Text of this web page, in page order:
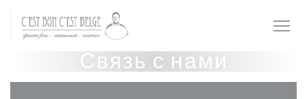
Панель управления cookies
Связь с нами